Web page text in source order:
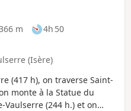
par les
les
m
4h 50
(Isère)
(417 h), on traverse Saint-
monte à la Statue du
(244 h.) et on